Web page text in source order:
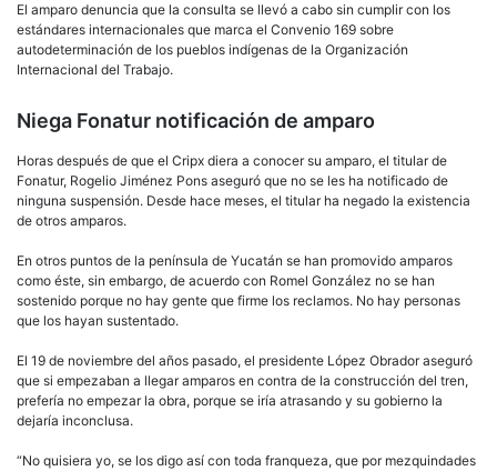
El amparo denuncia que la consulta se llevó a cabo sin cumplir con los
estándares internacionales que marca el Convenio 169 sobre
autodeterminación de los pueblos indígenas de la Organización
Internacional del Trabajo.
Niega Fonatur notificación de amparo
Horas después de que el Cripx diera a conocer su amparo, el titular de
Fonatur, Rogelio Jiménez Pons aseguró que no se les ha notificado de
ninguna suspensión. Desde hace meses, el titular ha negado la existencia
de otros amparos.
En otros puntos de la península de Yucatán se han promovido amparos
como éste, sin embargo, de acuerdo con Romel González no se han
sostenido porque no hay gente que firme los reclamos. No hay personas
que los hayan sustentado.
El 19 de noviembre del años pasado, el presidente López Obrador aseguró
que si empezaban a llegar amparos en contra de la construcción del tren,
prefería no empezar la obra, porque se iría atrasando y su gobierno la
dejaría inconclusa.
“No quisiera yo, se los digo así con toda franqueza, que por mezquindades